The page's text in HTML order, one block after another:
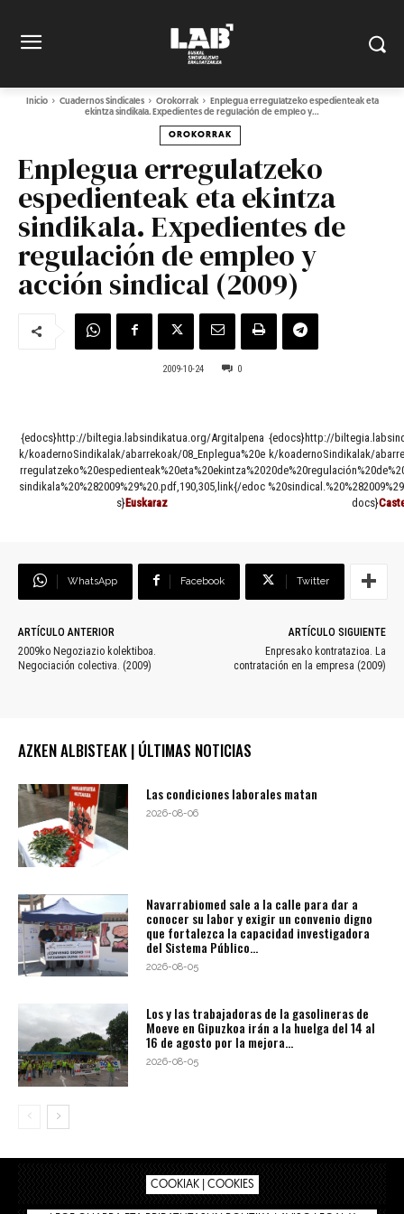
Inicio Cuadernos Sindicales Orokorrak
Enplegua erregulatzeko espedienteak eta
ekintza sindikala. Expedientes de regulación de empleo y...
OROKORRAK
Enplegua erregulatzeko
espedienteak eta ekintza
sindikala. Expedientes de
regulación de empleo y
acción sindical (2009)
2009-10-24 0
{edocs}http://biltegia.labsindikatua.org/Argitalpena
k/koadernoSindikalak/abarrekoak/08_Enplegua%20e
rregulatzeko%20espedienteak%20eta%20ekintza%20
sindikala%20%282009%29%20.pdf,190,305,link{/edoc
s}Euskaraz
{edocs}http://
k/koadernoSindikalak/
docs}
WhatsApp Facebook Twitter
ARTÍCULO ANTERIOR
2009ko Negoziazio kolektiboa.
Negociación colectiva. (2009)
ARTÍCULO SIGUIENTE
Enpresako kontratazioa. La
contratación en la empresa (2009)
AZKEN ALBISTEAK | ÚLTIMAS NOTICIAS
Las condiciones laborales matan
2026-08-06
Navarrabiomed sale a la calle para dar a
conocer su labor y exigir un convenio digno
que fortalezca la capacidad investigadora
del Sistema Público...
2026-08-05
Los y las trabajadoras de la gasolineras de
Moeve en Gipuzkoa irán a la huelga del 14 al
16 de agosto por la mejora...
2026-08-05
COOKIAK | COOKIES